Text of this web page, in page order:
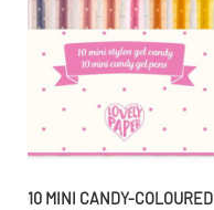
10 MINI CANDY-COLOURED